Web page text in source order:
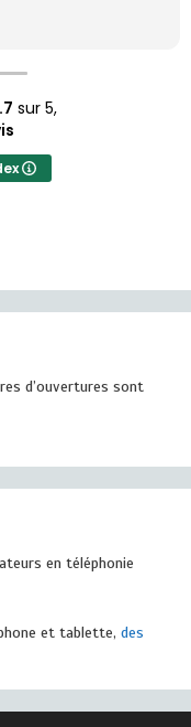
sur 5,
d’ouvertures sont
en téléphonie
et tablette, des